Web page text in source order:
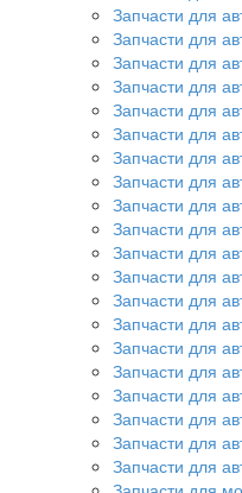
Запчасти для
Запчасти для
Запчасти для
Запчасти для
Запчасти для
Запчасти для
Запчасти для
Запчасти для
Запчасти для
Запчасти для
Запчасти для
Запчасти для
Запчасти для
Запчасти для
Запчасти для
Запчасти для
Запчасти для
Запчасти для
Запчасти для
Запчасти для